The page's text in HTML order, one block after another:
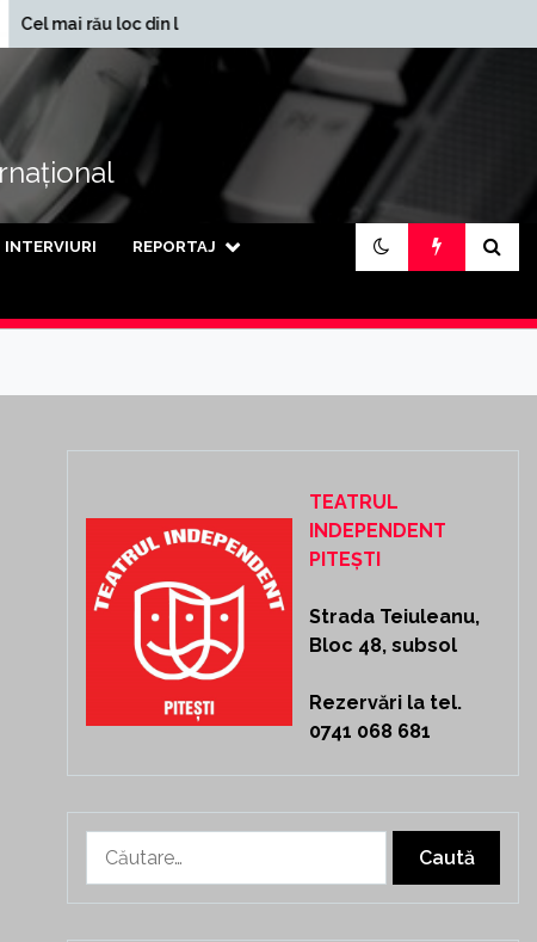
din lume
țară
INTERVIURI REPORTAJ
TEATRUL
INDEPENDENT
PITEȘTI
Strada Teiuleanu,
Bloc 48, subsol
Rezervări la tel.
0741 068 681
după: